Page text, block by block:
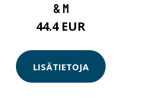
& M
44.4 EUR
LISÄTIETOJA